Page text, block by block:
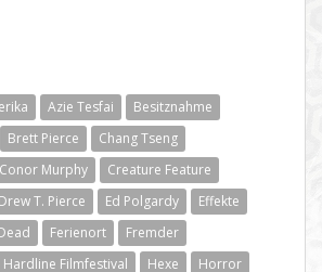
Azie Tesfai
Besitznahme
Brett Pierce
Chang Tseng
Conor Murphy
Creature Feature
Drew T. Pierce Ed Polgardy
Effekte
Ferienort
Fremder
Hardline Filmfestival Hexe
Horror